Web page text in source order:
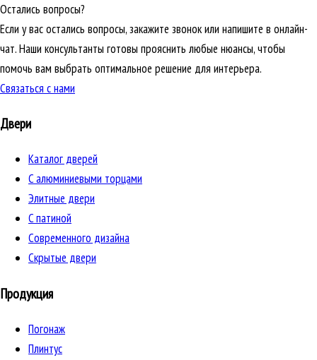
Остались вопросы?
Если у вас остались вопросы, закажите звонок или напишите в онлайн-
чат. Наши консультанты готовы прояснить любые нюансы, чтобы
помочь вам выбрать оптимальное решение для интерьера.
Связаться с нами
Двери
Каталог дверей
C алюминиевыми торцами
Элитные двери
C патиной
Cовременного дизайна
Скрытые двери
Продукция
Погонаж
Плинтус